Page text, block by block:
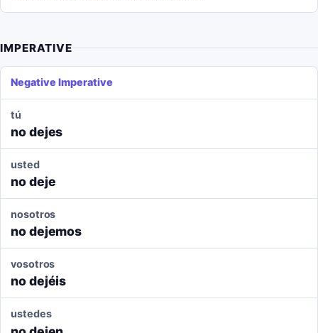
IMPERATIVE
Negative Imperative
tú
no dejes
usted
no deje
nosotros
no dejemos
vosotros
no dejéis
ustedes